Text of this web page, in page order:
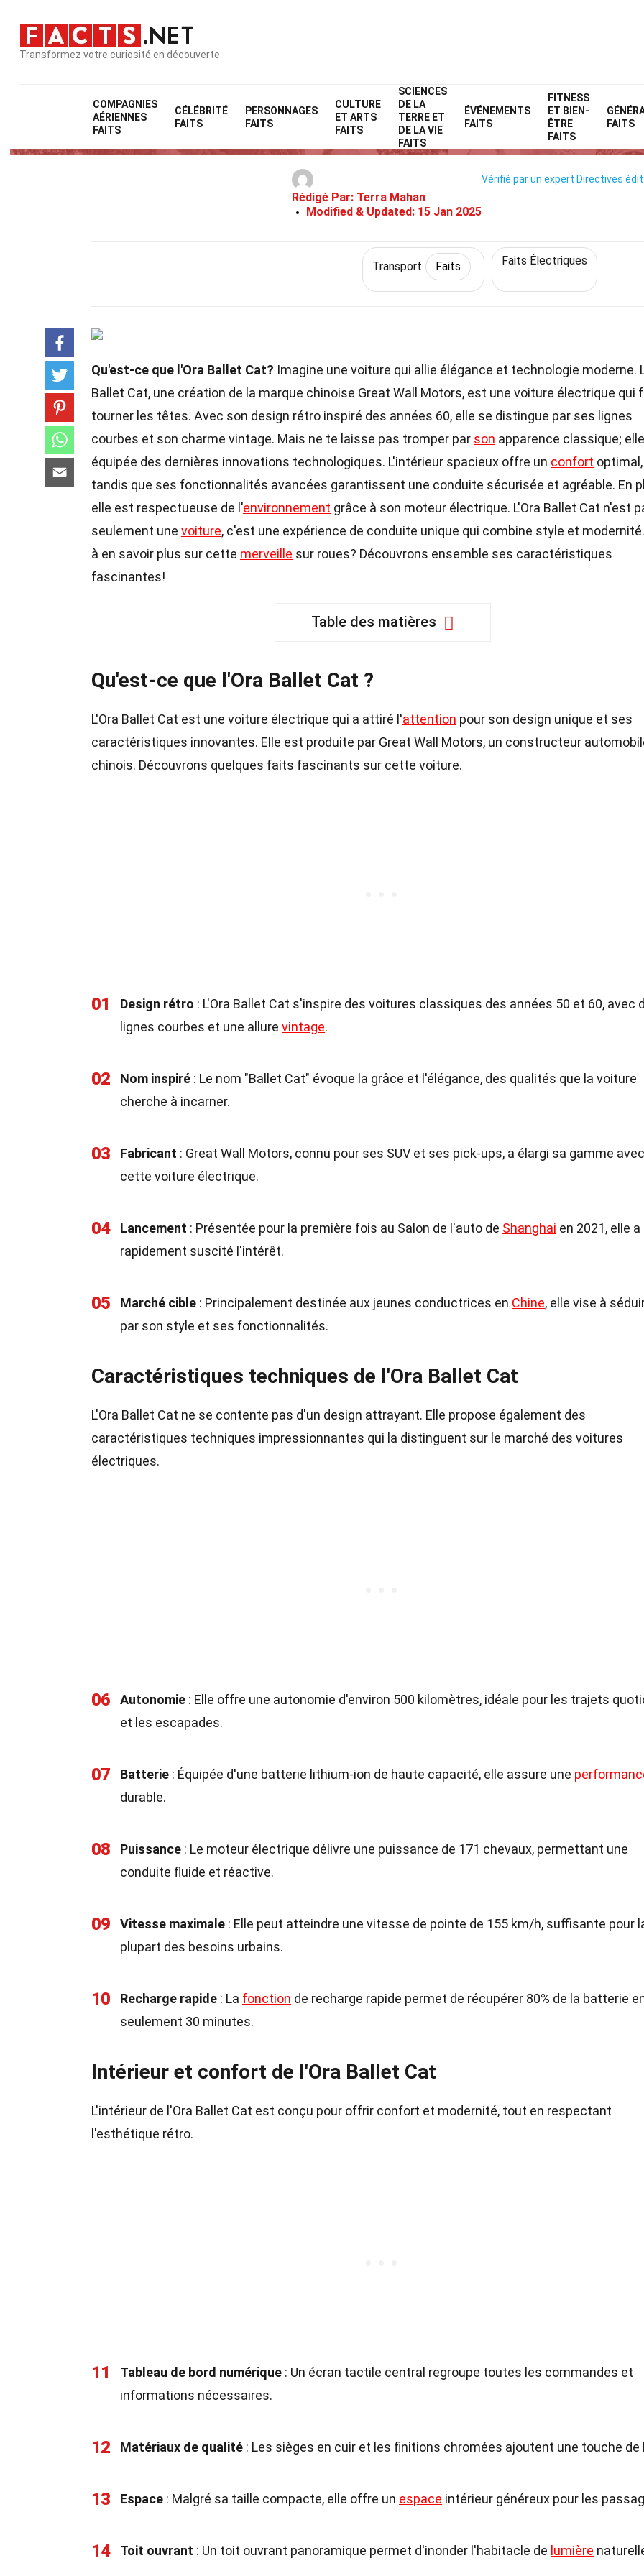
Transformez votre curiosité en découverte
COMPAGNIES
AÉRIENNES
FAITS
CÉLÉBRITÉ
FAITS
PERSONNAGES
FAITS
CULTURE
ET ARTS
FAITS
SCIENCES
DE LA
TERRE ET
DE LA VIE
FAITS
ÉVÉNEMENTS
FAITS
FITNESS
ET BIEN-
ÊTRE
FAITS
FAITS
Home Technologie et sciences Transport
39 Faits Sur Ora Ballet Cat
Rédigé Par: Terra Mahan
Modified & Updated: 15 Jan 2025
Vérifié par un expert Directives
Transport Faits Faits Électriques
Qu'est-ce que l'Ora Ballet Cat? Imagine une voiture qui allie élégance et technologie moderne.
Ballet Cat, une création de la marque chinoise Great Wall Motors, est une voiture électrique qui
tourner les têtes. Avec son design rétro inspiré des années 60, elle se distingue par ses lignes
courbes et son charme vintage. Mais ne te laisse pas tromper par son apparence classique;
équipée des dernières innovations technologiques. L'intérieur spacieux offre un confort optimal,
tandis que ses fonctionnalités avancées garantissent une conduite sécurisée et agréable. En
elle est respectueuse de l'environnement grâce à son moteur électrique. L'Ora Ballet Cat n'est
seulement une voiture, c'est une expérience de conduite unique qui combine style et
à en savoir plus sur cette merveille sur roues? Découvrons ensemble ses caractéristiques
fascinantes!
Table des matières
Qu'est-ce que l'Ora Ballet Cat ?
L'Ora Ballet Cat est une voiture électrique qui a attiré l'attention pour son design unique et ses
caractéristiques innovantes. Elle est produite par Great Wall Motors, un constructeur
chinois. Découvrons quelques faits fascinants sur cette voiture.
01 Design rétro : L'Ora Ballet Cat s'inspire des voitures classiques des années 50 et 60, avec
lignes courbes et une allure vintage.
02 Nom inspiré : Le nom "Ballet Cat" évoque la grâce et l'élégance, des qualités que la voiture
cherche à incarner.
03 Fabricant : Great Wall Motors, connu pour ses SUV et ses pick-ups, a élargi sa gamme avec
cette voiture électrique.
04 Lancement : Présentée pour la première fois au Salon de l'auto de Shanghai en 2021, elle a
rapidement suscité l'intérêt.
05 Marché cible : Principalement destinée aux jeunes conductrices en Chine, elle vise à
par son style et ses fonctionnalités.
Caractéristiques techniques de l'Ora Ballet Cat
L'Ora Ballet Cat ne se contente pas d'un design attrayant. Elle propose également des
caractéristiques techniques impressionnantes qui la distinguent sur le marché des voitures
électriques.
06 Autonomie : Elle offre une autonomie d'environ 500 kilomètres, idéale pour les trajets
et les escapades.
07 Batterie : Équipée d'une batterie lithium-ion de haute capacité, elle assure une
durable.
08 Puissance : Le moteur électrique délivre une puissance de 171 chevaux, permettant une
conduite fluide et réactive.
09 Vitesse maximale : Elle peut atteindre une vitesse de pointe de 155 km/h, suffisante pour
plupart des besoins urbains.
10 Recharge rapide : La fonction de recharge rapide permet de récupérer 80% de la batterie
seulement 30 minutes.
Intérieur et confort de l'Ora Ballet Cat
L'intérieur de l'Ora Ballet Cat est conçu pour offrir confort et modernité, tout en respectant
l'esthétique rétro.
11 Tableau de bord numérique : Un écran tactile central regroupe toutes les commandes et
informations nécessaires.
12 Matériaux de qualité : Les sièges en cuir et les finitions chromées ajoutent une touche de
13 Espace : Malgré sa taille compacte, elle offre un espace intérieur généreux pour les
14 Toit ouvrant : Un toit ouvrant panoramique permet d'inonder l'habitacle de lumière